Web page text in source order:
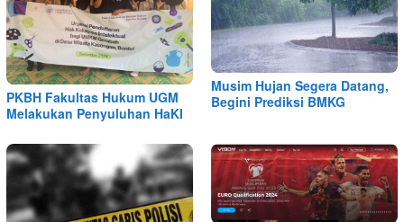
PKBH Fakultas Hukum UGM
Melakukan Penyuluhan HaKI
Musim Hujan Segera Datang,
Begini Prediksi BMKG